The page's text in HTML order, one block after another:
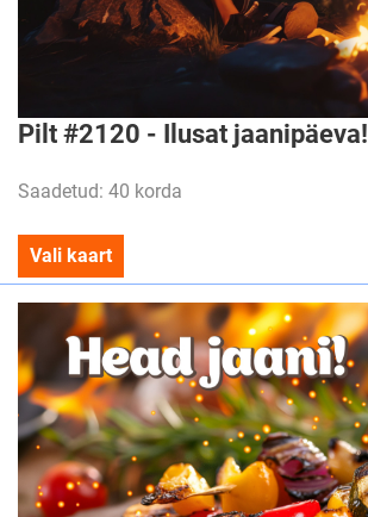
Pilt #2120 - Ilusat jaanipäeva!
Saadetud: 40 korda
Vali kaart